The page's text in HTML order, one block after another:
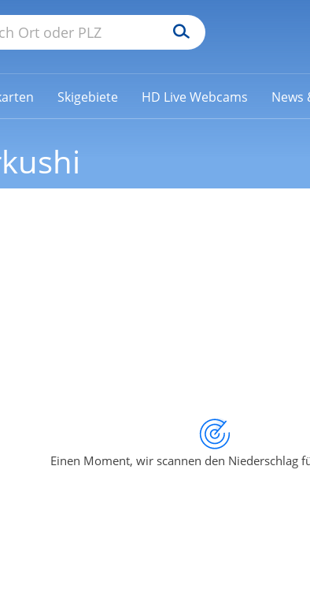
Skigebiete HD Live Webcams News
Einen Moment, wir scannen den Niederschlag